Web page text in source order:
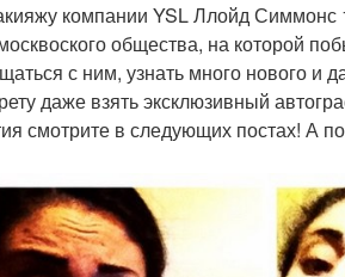
компании YSL Ллойд
общества, на которой
с ним, узнать много нового
даже взять эксклюзивный
смотрите в следующих постах! А